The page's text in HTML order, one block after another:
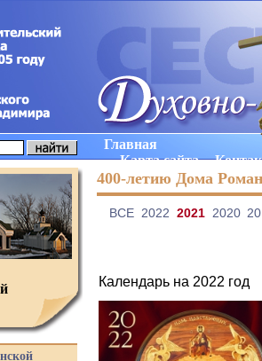
Главная
Карта сайта
400-летию Дома
ВCE 2022 2021 2020
Календарь на 2022 год